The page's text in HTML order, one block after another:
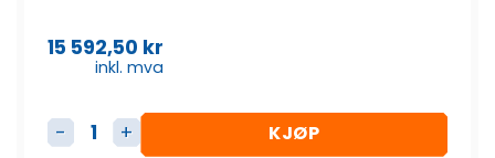
15 592,50 kr
inkl. mva
Beltestrammer (komplett) antall
KJØP